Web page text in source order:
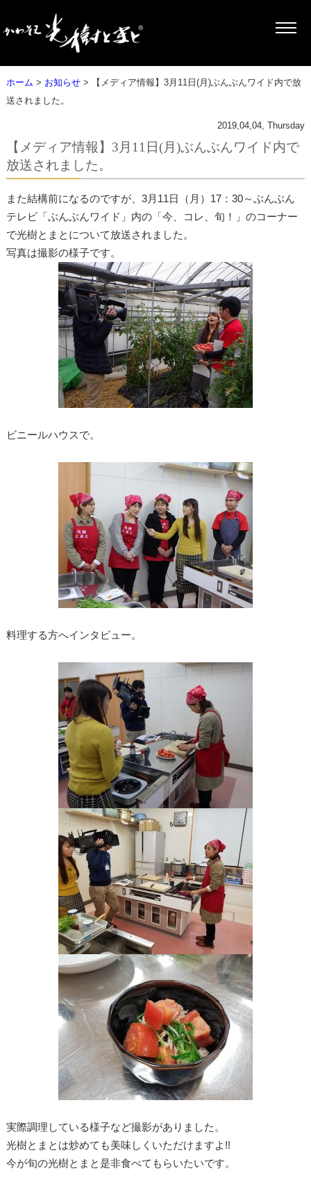
ホーム > お知らせ> 【メディア情報】3月11日(月)ぶんぶんワイド内で放
送されました。
2019,04,04, Thursday
【メディア情報】3月11日(月)ぶんぶんワイド内で
放送されました。
また結構前になるのですが、3月11日（月）17：30～ぶんぶん
テレビ「ぶんぶんワイド」内の「今、コレ、旬！」のコーナー
で光樹とまとについて放送されました。
写真は撮影の様子です。
ビニールハウスで。
料理する方へインタビュー。
実際調理している様子など撮影がありました。
光樹とまとは炒めても美味しくいただけますよ!!
今が旬の光樹とまと是非食べてもらいたいです。